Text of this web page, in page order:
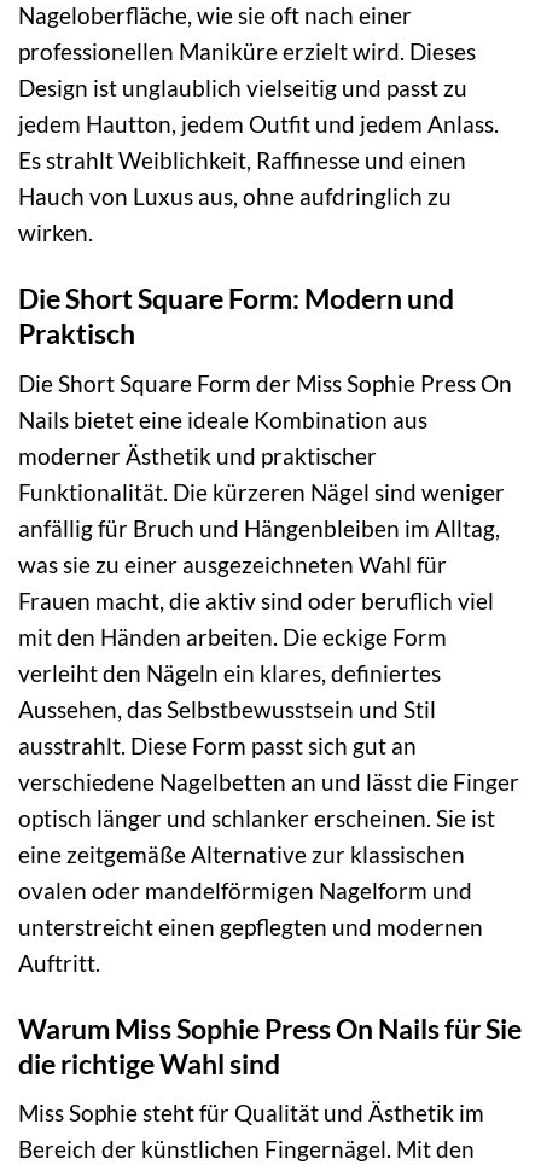
Nageloberfläche, wie sie oft nach einer
professionellen Maniküre erzielt wird. Dieses
Design ist unglaublich vielseitig und passt zu
jedem Hautton, jedem Outfit und jedem Anlass.
Es strahlt Weiblichkeit, Raffinesse und einen
Hauch von Luxus aus, ohne aufdringlich zu
wirken.
Die Short Square Form: Modern und
Praktisch
Die Short Square Form der Miss Sophie Press On
Nails bietet eine ideale Kombination aus
moderner Ästhetik und praktischer
Funktionalität. Die kürzeren Nägel sind weniger
anfällig für Bruch und Hängenbleiben im Alltag,
was sie zu einer ausgezeichneten Wahl für
Frauen macht, die aktiv sind oder beruflich viel
mit den Händen arbeiten. Die eckige Form
verleiht den Nägeln ein klares, definiertes
Aussehen, das Selbstbewusstsein und Stil
ausstrahlt. Diese Form passt sich gut an
verschiedene Nagelbetten an und lässt die Finger
optisch länger und schlanker erscheinen. Sie ist
eine zeitgemäße Alternative zur klassischen
ovalen oder mandelförmigen Nagelform und
unterstreicht einen gepflegten und modernen
Auftritt.
Warum Miss Sophie Press On Nails für Sie
die richtige Wahl sind
Miss Sophie steht für Qualität und Ästhetik im
Bereich der künstlichen Fingernägel. Mit den